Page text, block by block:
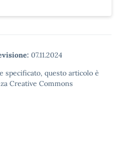
07.11.2024
specificato, questo articolo è
Creative Commons